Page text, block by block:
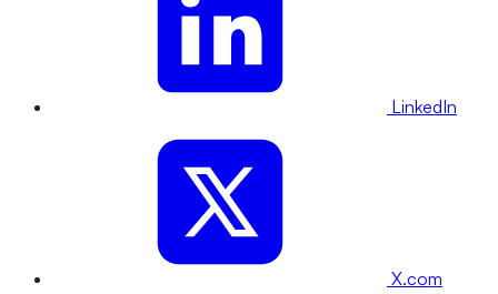
LinkedIn
X.com